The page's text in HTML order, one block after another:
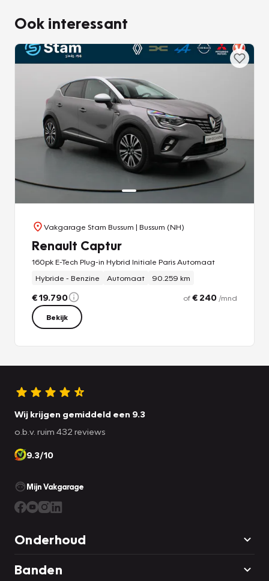
Ook interessant
Vakgarage Stam Bussum | Bussum (NH)
Renault Captur
160pk E-Tech Plug-in Hybrid Initiale Paris Automaat
Hybride - Benzine
Automaat 90.259 km
€ 19.790 of€ 240 /mnd
Bekijk
Wij krijgen gemiddeld een 9.3
o.b.v. ruim 432 reviews
9.3/10
Mijn Vakgarage
Onderhoud
Banden